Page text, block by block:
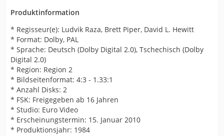
Produktinformation
* Regisseur(e): Ludvik Raza, Brett Piper, David L. Hewitt
* Format: Dolby, PAL
* Sprache: Deutsch (Dolby Digital 2.0), Tschechisch (Dolby
Digital 2.0)
* Region: Region 2
* Bildseitenformat: 4:3 - 1.33:1
* Anzahl Disks: 2
* FSK: Freigegeben ab 16 Jahren
* Studio: Euro Video
* Erscheinungstermin: 15. Januar 2010
* Produktionsjahr: 1984